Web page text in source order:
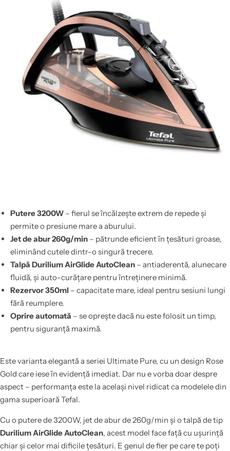
Putere 3200W– fierul se încălzește extrem de repede și
permite o presiune mare a aburului.
Jet de abur 260g/min– pătrunde eficient în țesături groase,
eliminând cutele dintr-o singură trecere.
Talpă Durilium AirGlide AutoClean– antiaderentă, alunecare
fluidă, și auto-curățare pentru întreținere minimă.
Rezervor 350ml– capacitate mare, ideal pentru sesiuni lungi
fără reumplere.
Oprire automată – se oprește dacă nu este folosit un timp,
pentru siguranță maximă.
Este varianta elegantă a seriei Ultimate Pure, cu un design Rose
Gold care iese în evidență imediat. Dar nu e vorba doar despre
aspect – performanța este la același nivel ridicat ca modelele din
gama superioară Tefal.
Cu o putere de 3200W, jet de abur de 260g/min și o talpă de tip
Durilium AirGlide AutoClean, acest model face față cu ușurință
chiar și celor mai dificile țesături. E genul de fier pe care te poți